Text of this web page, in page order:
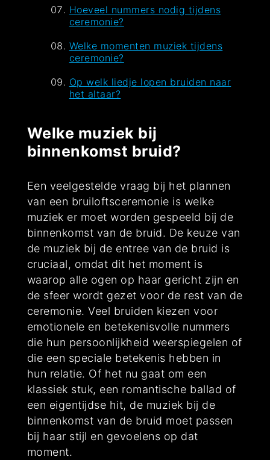
Hoeveel nummers nodig tijdens
ceremonie?
Welke momenten muziek tijdens
ceremonie?
Op welk liedje lopen bruiden naar
het altaar?
Welke muziek bij
binnenkomst bruid?
Een veelgestelde vraag bij het plannen
van een bruiloftsceremonie is welke
muziek er moet worden gespeeld bij de
binnenkomst van de bruid. De keuze van
de muziek bij de entree van de bruid is
cruciaal, omdat dit het moment is
waarop alle ogen op haar gericht zijn en
de sfeer wordt gezet voor de rest van de
ceremonie. Veel bruiden kiezen voor
emotionele en betekenisvolle nummers
die hun persoonlijkheid weerspiegelen of
die een speciale betekenis hebben in
hun relatie. Of het nu gaat om een
klassiek stuk, een romantische ballad of
een eigentijdse hit, de muziek bij de
binnenkomst van de bruid moet passen
bij haar stijl en gevoelens op dat
moment.